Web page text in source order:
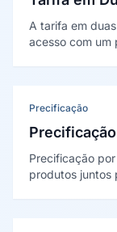
A tarifa em
acesso com um
Precificação
Precificação
produtos juntos